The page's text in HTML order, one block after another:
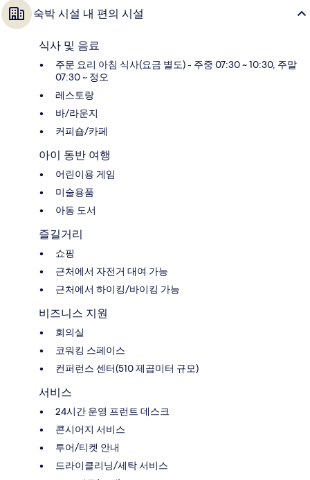
숙박 시설 내 편의 시설
식사 및 음료
주문 요리 아침 식사(요금 별도) - 주중 07:30 ~ 10:30, 주말
07:30 ~ 정오
레스토랑
바/라운지
커피숍/카페
아이 동반 여행
어린이용 게임
미술용품
아동 도서
즐길거리
쇼핑
근처에서 자전거 대여 가능
근처에서 하이킹/바이킹 가능
비즈니스 지원
회의실
코워킹 스페이스
컨퍼런스 센터(510 제곱미터 규모)
서비스
24시간 운영 프런트 데스크
콘시어지 서비스
투어/티켓 안내
드라이클리닝/세탁 서비스